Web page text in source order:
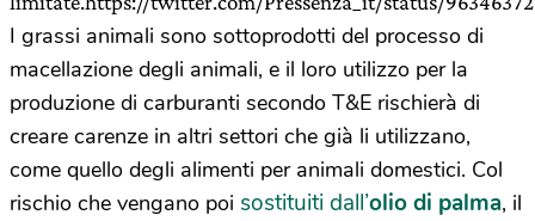
I grassi animali sono sottoprodotti del processo di
macellazione degli animali, e il loro utilizzo per la
produzione di carburanti secondo T&E rischierà di
creare carenze in altri settori che già li utilizzano,
come quello degli alimenti per animali domestici. Col
rischio che vengano poi sostituiti dall’olio di palma, il